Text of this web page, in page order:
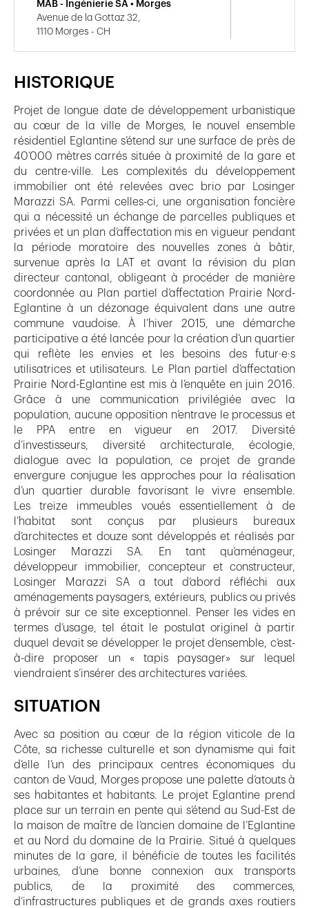
HISTORIQUE
Projet de longue date de développement urbanistique
au cœur de la ville de Morges, le nouvel ensemble
résidentiel Eglantine s’étend sur une surface de près de
40’000 mètres carrés située à proximité de la gare et
du centre-ville. Les complexités du développement
immobilier ont été relevées avec brio par Losinger
Marazzi SA. Parmi celles-ci, une organisation foncière
qui a nécessité un échange de parcelles publiques et
privées et un plan d’affectation mis en vigueur pendant
la période moratoire des nouvelles zones à bâtir,
survenue après la LAT et avant la révision du plan
directeur cantonal, obligeant à procéder de manière
coordonnée au Plan partiel d’affectation Prairie Nord-
Eglantine à un dézonage équivalent dans une autre
commune vaudoise. À l’hiver 2015, une démarche
participative a été lancée pour la création d’un quartier
qui reflète les envies et les besoins des futur·e·s
utilisatrices et utilisateurs. Le Plan partiel d’affectation
Prairie Nord-Eglantine est mis à l’enquête en juin 2016.
Grâce à une communication privilégiée avec la
population, aucune opposition n’entrave le processus et
le PPA entre en vigueur en 2017. Diversité
d’investisseurs, diversité architecturale, écologie,
dialogue avec la population, ce projet de grande
envergure conjugue les approches pour la réalisation
d’un quartier durable favorisant le vivre ensemble.
Les treize immeubles voués essentiellement à de
l’habitat sont conçus par plusieurs bureaux
d’architectes et douze sont développés et réalisés par
Losinger Marazzi SA. En tant qu’aménageur,
développeur immobilier, concepteur et constructeur,
Losinger Marazzi SA a tout d’abord réfléchi aux
aménagements paysagers, extérieurs, publics ou privés
à prévoir sur ce site exceptionnel. Penser les vides en
termes d’usage, tel était le postulat originel à partir
duquel devait se développer le projet d’ensemble, c’est-
à-dire proposer un « tapis paysager» sur lequel
viendraient s’insérer des architectures variées.
SITUATION
Avec sa position au cœur de la région viticole de la
Côte, sa richesse culturelle et son dynamisme qui fait
d’elle l’un des principaux centres économiques du
canton de Vaud, Morges propose une palette d’atouts à
ses habitantes et habitants. Le projet Eglantine prend
place sur un terrain en pente qui s’étend au Sud-Est de
la maison de maître de l’ancien domaine de l’Eglantine
et au Nord du domaine de la Prairie. Situé à quelques
minutes de la gare, il bénéficie de toutes les facilités
urbaines, d’une bonne connexion aux transports
publics, de la proximité des commerces,
d’infrastructures publiques et de grands axes routiers
MAB - Ingénierie SA • Morges
Avenue de la Gottaz 32,
1110 Morges - CH